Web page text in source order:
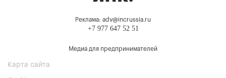
Реклама: adv@incrussia.ru
+7 977 647 52 51
Медиа для предпринимателей
Карта сайта